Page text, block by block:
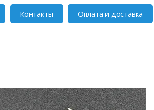
Контакты Оплата и доставка